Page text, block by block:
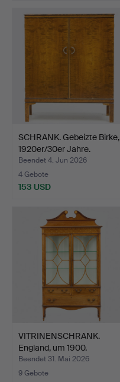
SCHRANK. Gebeizte Birke,
1920er/30er Jahre.
Beendet 4. Jun 2026
4 Gebote
153 USD
VITRINENSCHRANK.
England, um 1900.
Beendet 31. Mai 2026
9 Gebote